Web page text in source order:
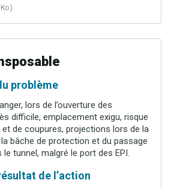
problème
lors de l’ouverture des
difficile, emplacement exigu, risque
de coupures, projections lors de la
bâche de protection et du passage
tunnel, malgré le port des EPI.
de l’action